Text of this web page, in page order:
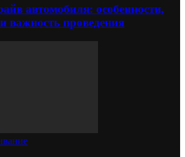
автомобиля: особенности,
важность проведения